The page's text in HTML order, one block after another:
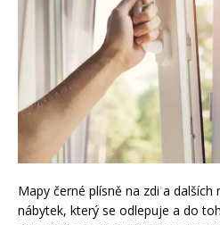
Mapy černé plísně na zdi a
nábytek, který se odlepuje a do